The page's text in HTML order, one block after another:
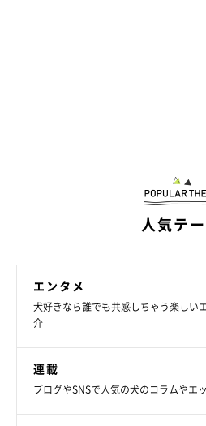
人気テ
エンタメ
犬好きなら誰でも共感しちゃう楽しい
介
連載
ブログやSNSで人気の犬のコラムやエ